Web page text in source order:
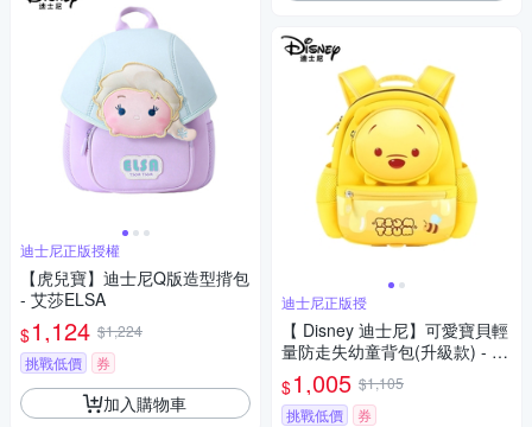
迪士尼正版授權
【虎兒寶】迪士尼Q版造型揹包
- 艾莎ELSA
$1,124 $1,224
挑戰低價
券
加入購物車
迪士尼正版授
【 Disney 迪士尼】可愛寶貝輕
量防走失幼童背包(升級款) - 多
款任選
$1,005 $1,105
挑戰低價
券